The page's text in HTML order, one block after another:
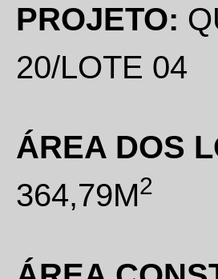
PROJETO:
20/LOTE 04
ÁREA DOS
364,79M2